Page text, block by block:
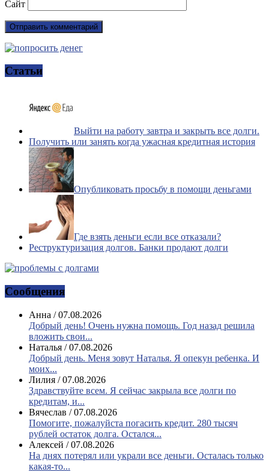
Сайт
Статьи
Выйти на работу завтра и закрыть все долги.
Получить или занять когда ужасная кредитная история
Опубликовать просьбу в помощи деньгами
Где взять деньги если все отказали?
Реструктуризация долгов. Банки продают долги
Сообщения
Анна /07.08.2026
Добрый день! Очень нужна помощь. Год назад решила
вложить свои...
Наталья /07.08.2026
Добрый день. Меня зовут Наталья. Я опекун ребенка. И
моих...
Лилия /07.08.2026
Здравствуйте всем. Я сейчас закрыла все долги по
кредитам, и...
Вячеслав /07.08.2026
Помогите, пожалуйста погасить кредит. 280 тысяч
рублей остаток долга. Остался...
Алексей /07.08.2026
На днях потерял или украли все деньги. Осталась только
какая-то...